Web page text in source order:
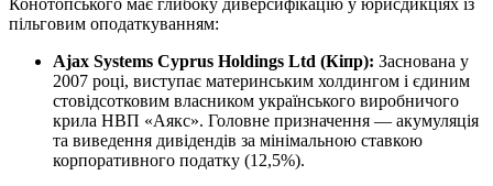
пільговим оподаткуванням:
Ajax Systems Cyprus Holdings Ltd (Кіпр): Заснована у
2007 році, виступає материнським холдингом і єдиним
стовідсотковим власником українського виробничого
крила НВП «Аякс». Головне призначення — акумуляція
та виведення дивідендів за мінімальною ставкою
корпоративного податку (12,5%).